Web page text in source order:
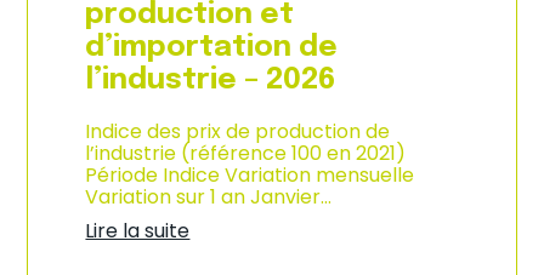
s
o
m
m
a
i
o
n
e
n
G
production et
d’importation de
l’industrie – 2026
Indice des prix de production de
l’industrie (référence 100 en 2021)
Période Indice Variation mensuelle
Variation sur 1 an Janvier…
Lire la suite